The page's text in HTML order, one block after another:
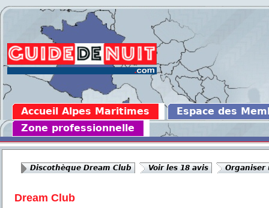
Accueil Alpes Maritimes
Espace des
Zone professionnelle
Discothèque Dream Club Voir les 18 avis Organiser
Dream Club